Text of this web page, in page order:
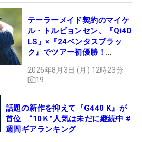
テーラーメイド契約のマイケ
ル・トルビョンセン、『Qi4D
LS』×『24ベンタスブラッ
ク』でツアー初優勝！
2026年8月3日 (月) 12時23分
19
話題の新作を抑えて『G440 K』が
首位 “10Ｋ”人気は未だに継続中 #
週間ギアランキング